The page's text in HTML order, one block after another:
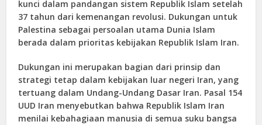
kunci dalam pandangan sistem Republik Islam setelah
37 tahun dari kemenangan revolusi. Dukungan untuk
Palestina sebagai persoalan utama Dunia Islam
berada dalam prioritas kebijakan Republik Islam Iran.
Dukungan ini merupakan bagian dari prinsip dan
strategi tetap dalam kebijakan luar negeri Iran, yang
tertuang dalam Undang-Undang Dasar Iran. Pasal 154
UUD Iran menyebutkan bahwa Republik Islam Iran
menilai kebahagiaan manusia di semua suku bangsa